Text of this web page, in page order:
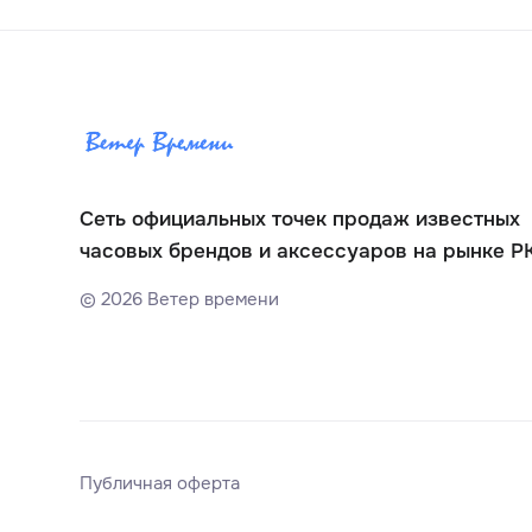
Сеть официальных точек продаж известных
часовых брендов и аксессуаров на рынке
©2026 Ветер времени
Публичная оферта